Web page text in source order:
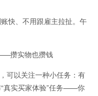
快、不用跟雇主拉扯。午
攒实物也攒钱
以关注一种小任务：有
真实买家体验”任务——你